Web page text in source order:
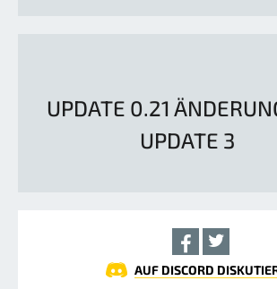
UPDATE 0.21
UPDATE 3
AUF DISCORD